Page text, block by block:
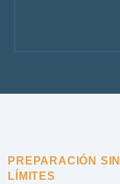
PREPARACIÓN SIN
LÍMITES